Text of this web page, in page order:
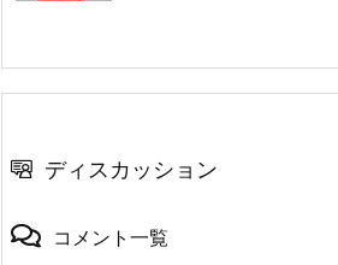
ディスカッション
コメント一覧